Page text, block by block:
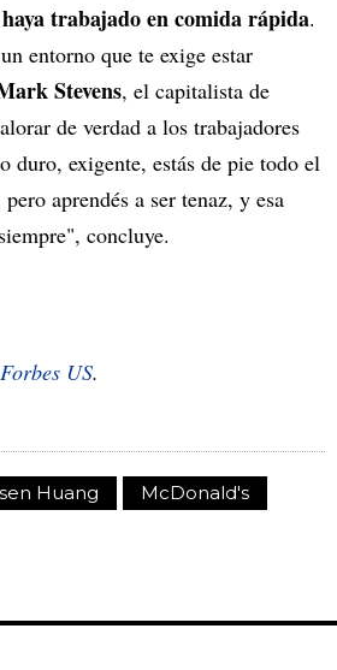
trabajado en comida rápida.
entorno que te exige estar
Stevens, el capitalista de
de verdad a los trabajadores
duro, exigente, estás de pie todo el
aprendés a ser tenaz, y esa
concluye.
Forbes US.
Huang
McDonald's